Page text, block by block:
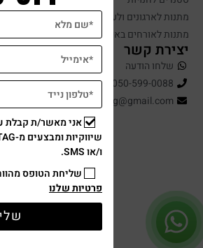
מתנות לארגונים ולעובדים
מתנות לאורחים באירועים
יצירת קשר
שלחו הודעה
050-599-0088
hugandtag@gmail.com
תשלום מאובטח
אני מאשר/ת קבלת
ו/או SMS.
שליחת הטופס
פרטיות שלנו